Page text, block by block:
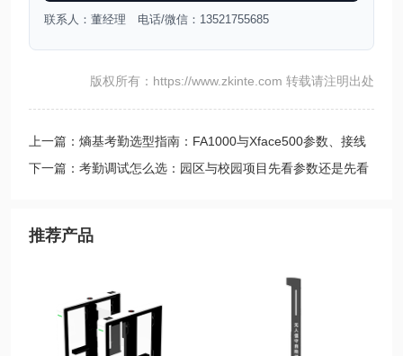
联系人：董经理 电话/微信：13521755685
版权所有：https://www.zkinte.com 转载请注明出处
上一篇：熵基考勤选型指南：FA1000与Xface500参数、接线
下一篇：考勤调试怎么选：园区与校园项目先看参数还是先看
推荐产品